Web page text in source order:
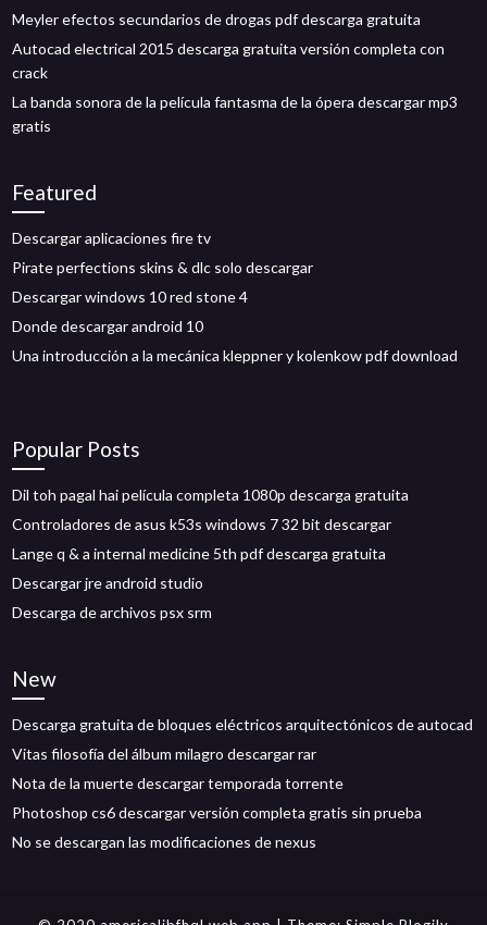
Meyler efectos secundarios de drogas pdf descarga gratuita
Autocad electrical 2015 descarga gratuita versión completa con
crack
La banda sonora de la película fantasma de la ópera descargar mp3
gratis
Featured
Descargar aplicaciones fire tv
Pirate perfections skins & dlc solo descargar
Descargar windows 10 red stone 4
Donde descargar android 10
Una introducción a la mecánica kleppner y kolenkow pdf download
Popular Posts
Dil toh pagal hai película completa 1080p descarga gratuita
Controladores de asus k53s windows 7 32 bit descargar
Lange q & a internal medicine 5th pdf descarga gratuita
Descargar jre android studio
Descarga de archivos psx srm
New
Descarga gratuita de bloques eléctricos arquitectónicos de autocad
Vitas filosofía del álbum milagro descargar rar
Nota de la muerte descargar temporada torrente
Photoshop cs6 descargar versión completa gratis sin prueba
No se descargan las modificaciones de nexus